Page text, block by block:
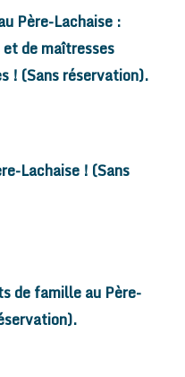
Père-Lachaise :
et de maîtresses
! (Sans réservation).
Lachaise ! (Sans
de famille au Père-